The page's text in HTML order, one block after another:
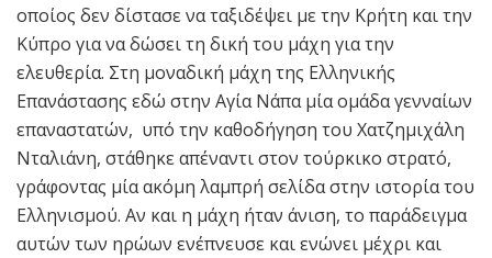
οποίος δεν δίστασε να ταξιδέψει με την Κρήτη και την
Κύπρο για να δώσει τη δική του μάχη για την
ελευθερία. Στη μοναδική μάχη της Ελληνικής
Επανάστασης εδώ στην Αγία Νάπα μία ομάδα γενναίων
επαναστατών, υπό την καθοδήγηση του Χατζημιχάλη
Νταλιάνη, στάθηκε απέναντι στον τούρκικο στρατό,
γράφοντας μία ακόμη λαμπρή σελίδα στην ιστορία του
Ελληνισμού. Αν και η μάχη ήταν άνιση, το παράδειγμα
αυτών των ηρώων ενέπνευσε και ενώνει μέχρι και